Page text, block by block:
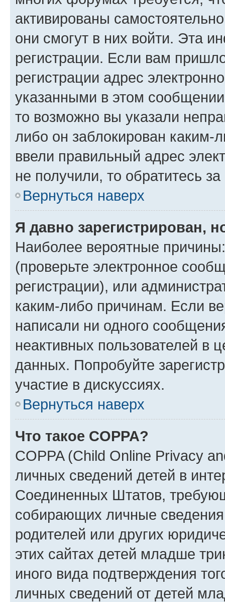
активированы
они смогут в них войти. Эта
регистрации. Если вам
регистрации адрес
указанными в этом
то возможно вы указали
либо он заблокирован
ввели правильный адрес
не получили, то обратитесь
Вернуться наверх
Я давно зарегистрирован,
Наиболее вероятные
(проверьте электронное
регистрации), или
каким-либо причинам. Если
написали ни одного
неактивных пользователей в
данных. Попробуйте
участие в дискуссиях.
Вернуться наверх
Что такое COPPA?
COPPA (Child Online Privacy
личных сведений детей в
Соединенных Штатов,
собирающих личные
родителей или других
этих сайтах детей младше
иного вида подтверждения
личных сведений от детей